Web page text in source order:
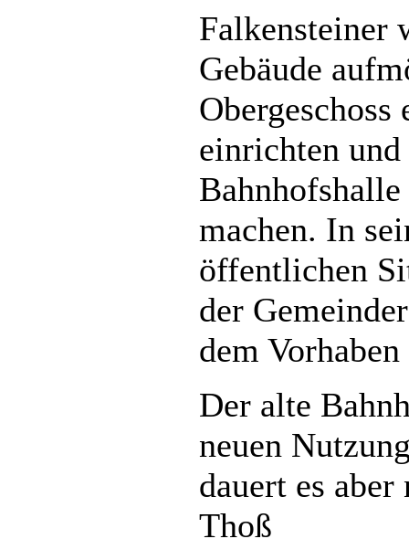
Falkensteiner
Gebäude
Obergeschoss
einrichten und
machen. In
öffentlichen
der
dem
Der alte
neuen
dauert es
Thoß